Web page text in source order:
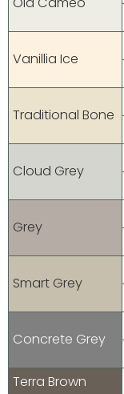
Vanillia Ice
Traditional Bone
Cloud Grey
Grey
Smart Grey
Concrete Grey
Terra Brown